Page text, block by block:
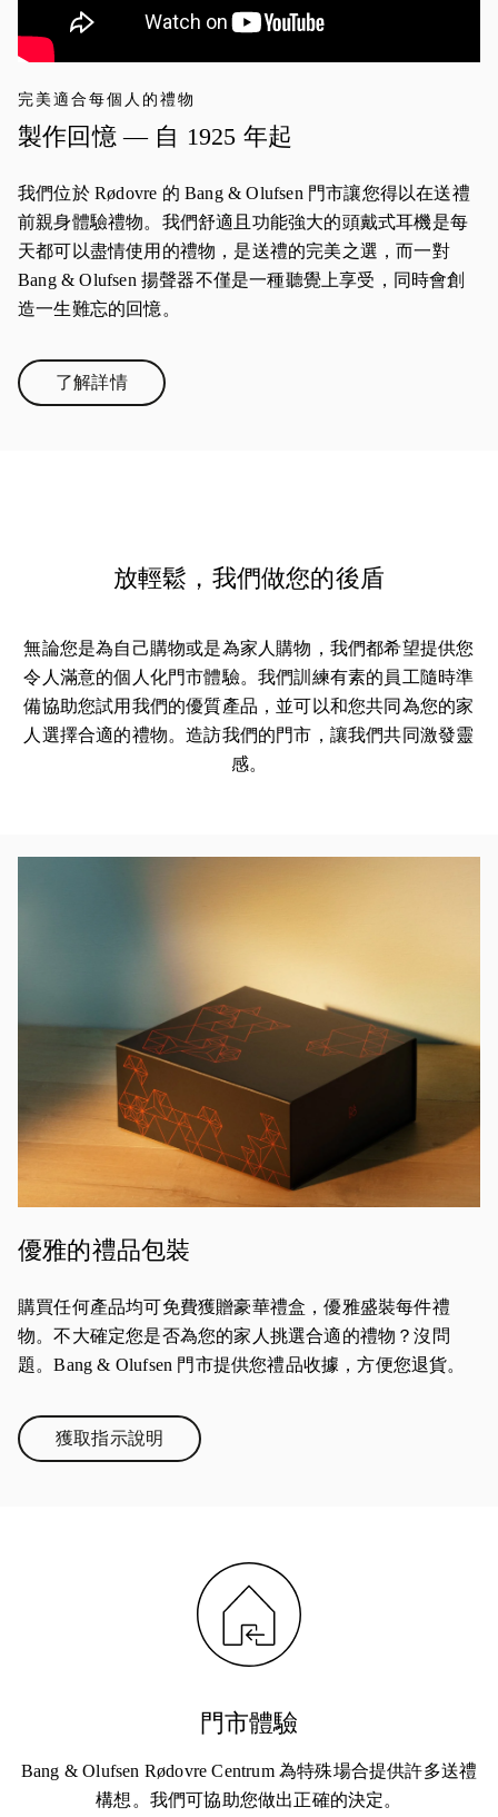
完美適合每個人的禮物
製作回憶 — 自 1925 年起
我們位於 Rødovre 的 Bang & Olufsen 門市讓您得以在送禮
前親身體驗禮物。我們舒適且功能強大的頭戴式耳機是每
天都可以盡情使用的禮物，是送禮的完美之選，而一對
Bang & Olufsen 揚聲器不僅是一種聽覺上享受，同時會創
造一生難忘的回憶。
了解詳情Link Opens in New Tab
放輕鬆，我們做您的後盾
無論您是為自己購物或是為家人購物，我們都希望提供您
令人滿意的個人化門市體驗。我們訓練有素的員工隨時準
備協助您試用我們的優質產品，並可以和您共同為您的家
人選擇合適的禮物。造訪我們的門市，讓我們共同激發靈
感。
優雅的禮品包裝
購買任何產品均可免費獲贈豪華禮盒，優雅盛裝每件禮
物。不大確定您是否為您的家人挑選合適的禮物？沒問
題。Bang & Olufsen 門市提供您禮品收據，方便您退貨。
獲取指示說明Link Opens in New Tab
門市體驗
Bang & Olufsen Rødovre Centrum 為特殊場合提供許多送禮
構想。我們可協助您做出正確的決定。